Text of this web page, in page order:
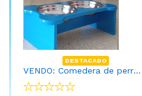
DESTACADO
VENDO: Comedera de perro Altura 15 cmts Ideal para cuidar la columna de tu Mascota